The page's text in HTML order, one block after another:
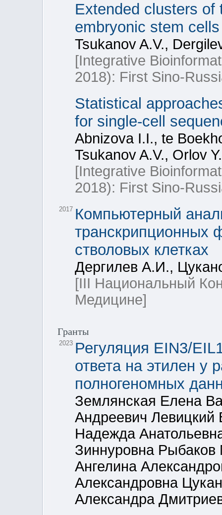
Extended clusters of
embryonic stem cells
Tsukanov A.V.,
[Integrative
2018): First Sino-
Statistical
for single-cell
Abnizova I.I., te
Tsukanov A.V., Orlov
[Integrative
2018): First Sino-
2017 Компьютерный
транскрипционных
стволовых клетках
Дергилев А.И.,
[III Национальный
Медицине]
Гранты
2023 Регуляция EIN3/
ответа на этилен у
полногеномных
Землянская Елена
Андреевич Левицкий
Надежда
Зиннуровна
Ангелина
Александровна
Александра